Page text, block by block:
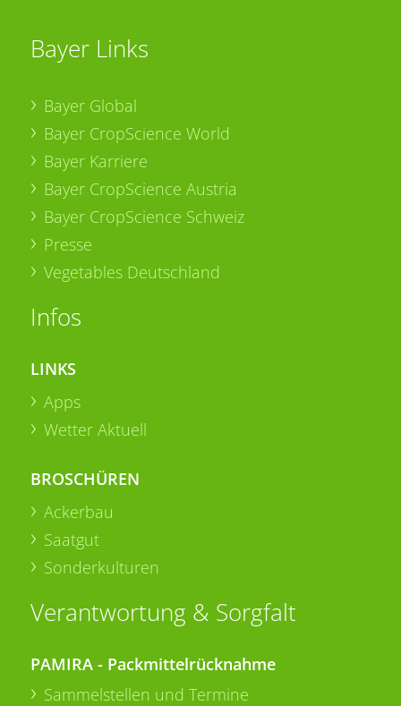
Bayer Links
Bayer Global
Bayer CropScience World
Bayer Karriere
Bayer CropScience Austria
Bayer CropScience Schweiz
Presse
Vegetables Deutschland
Infos
LINKS
Apps
Wetter Aktuell
BROSCHÜREN
Ackerbau
Saatgut
Sonderkulturen
Verantwortung & Sorgfalt
PAMIRA - Packmittelrücknahme
Sammelstellen und Termine